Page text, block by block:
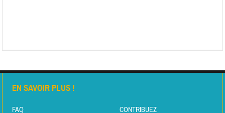
EN SAVOIR PLUS !
FAQ CONTRIBUEZ